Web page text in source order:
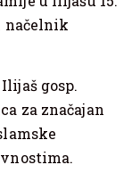
načelnik
gosp.
za značajan